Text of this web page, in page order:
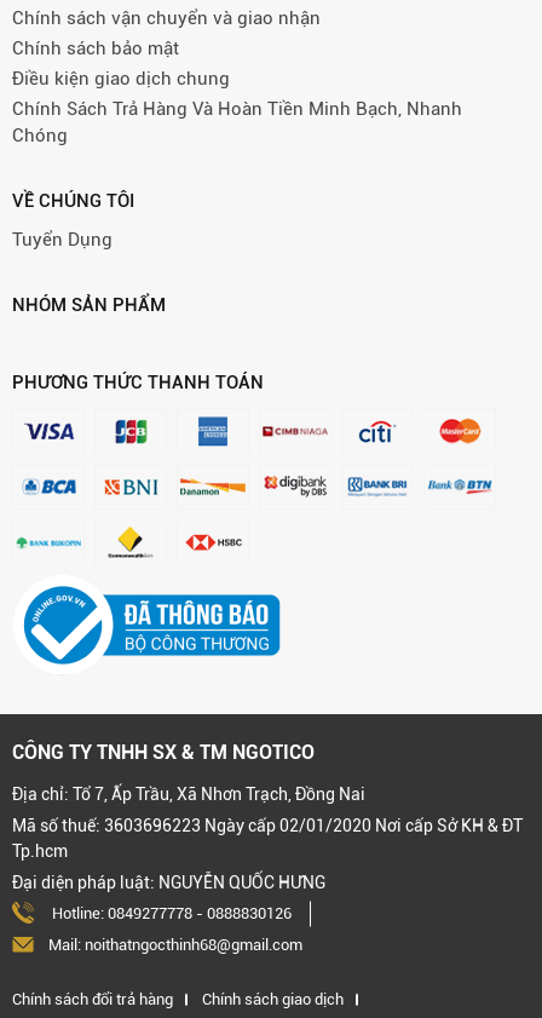
Chính sách vận chuyển và giao nhận
Chính sách bảo mật
Điều kiện giao dịch chung
Chính Sách Trả Hàng Và Hoàn Tiền Minh Bạch, Nhanh
Chóng
VỀ CHÚNG TÔI
Tuyển Dụng
NHÓM SẢN PHẨM
PHƯƠNG THỨC THANH TOÁN
CÔNG TY TNHH SX & TM NGOTICO
Địa chỉ: Tổ 7, Ấp Trầu, Xã Nhơn Trạch, Đồng Nai
Mã số thuế: 3603696223 Ngày cấp 02/01/2020 Nơi cấp Sở KH & ĐT
Tp.hcm
Đại diện pháp luật: NGUYỄN QUỐC HƯNG
Hotline: 0849277778 - 0888830126
Mail: noithatngocthinh68@gmail.com
Chính sách đổi trả hàng Chính sách giao dịch